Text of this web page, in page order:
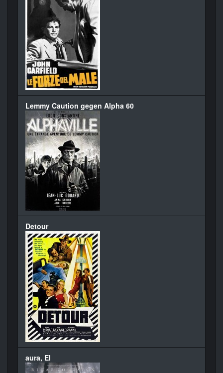
Lemmy Caution gegen Alpha 60
Detour
aura, El